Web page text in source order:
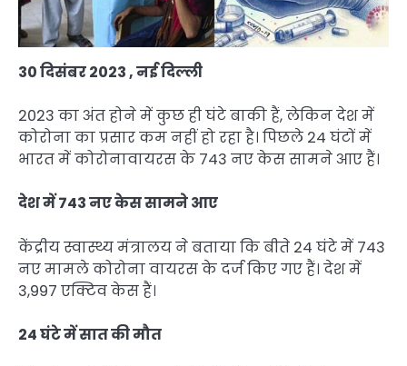
30 दिसंबर 2023 , नई दिल्ली
2023 का अंत होने में कुछ ही घंटे बाकी हैं, लेकिन देश में
कोरोना का प्रसार कम नहीं हो रहा है। पिछले 24 घंटों में
भारत में कोरोनावायरस के 743 नए केस सामने आए हैं।
देश में743नए केस सामने आए
केंद्रीय स्वास्थ्य मंत्रालय ने बताया कि बीते 24 घंटे में 743
नए मामले कोरोना वायरस के दर्ज किए गए हैं। देश में
3,997 एक्टिव केस हैं।
24घंटे में सात की मौत